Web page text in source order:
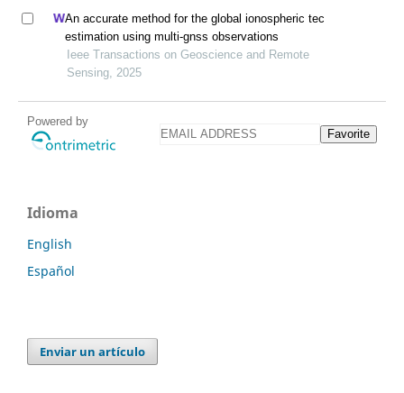
An accurate method for the global ionospheric tec
estimation using multi-gnss observations
Ieee Transactions on Geoscience and Remote
Sensing, 2025
Powered by
Favorite
Idioma
English
Español
Enviar un artículo